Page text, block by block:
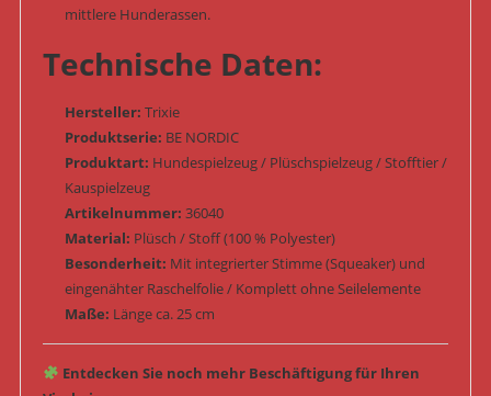
mittlere Hunderassen.
Technische Daten:
Hersteller: Trixie
Produktserie: BE NORDIC
Produktart: Hundespielzeug / Plüschspielzeug / Stofftier /
Kauspielzeug
Artikelnummer: 36040
Material: Plüsch / Stoff (100 % Polyester)
Besonderheit: Mit integrierter Stimme (Squeaker) und
eingenähter Raschelfolie / Komplett ohne Seilelemente
Maße: Länge ca. 25 cm
Entdecken Sie noch mehr Beschäftigung für Ihren